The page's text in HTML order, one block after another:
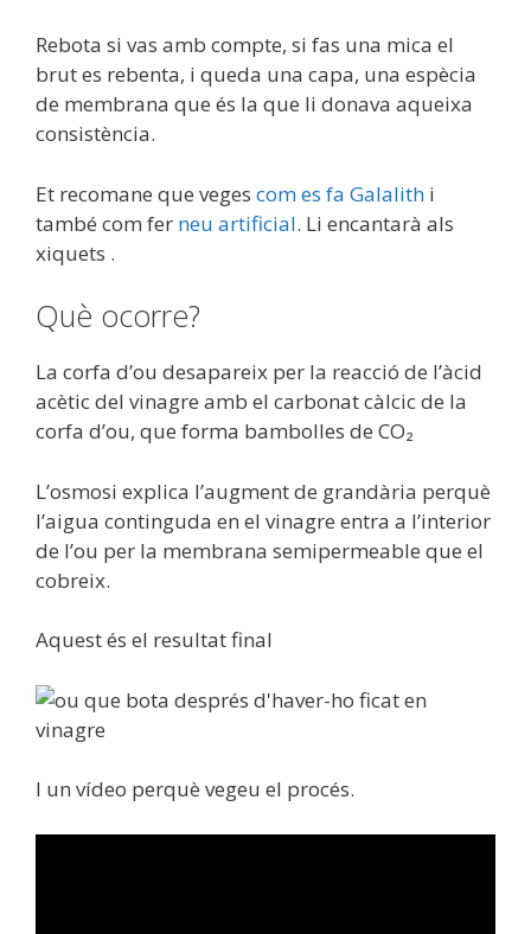
Rebota si vas amb compte, si fas una mica el
brut es rebenta, i queda una capa, una espècia
de membrana que és la que li donava aqueixa
consistència.
Et recomane que veges com es fa Galalith i
també com fer neu artificial. Li encantarà als
xiquets .
Què ocorre?
La corfa d’ou desapareix per la reacció de l’àcid
acètic del vinagre amb el carbonat càlcic de la
corfa d’ou, que forma bambolles de CO₂
L’osmosi explica l’augment de grandària perquè
l’aigua continguda en el vinagre entra a l’interior
de l’ou per la membrana semipermeable que el
cobreix.
Aquest és el resultat final
I un vídeo perquè vegeu el procés.